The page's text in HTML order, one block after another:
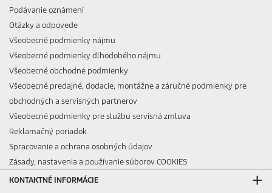
Podávanie oznámení
Otázky a odpovede
Všeobecné podmienky nájmu
Všeobecné podmienky dlhodobého nájmu
Všeobecné obchodné podmienky
Všeobecné predajné, dodacie, montážne a záručné podmienky pre
obchodných a servisných partnerov
Všeobecné podmienky pre službu servisná zmluva
Reklamačný poriadok
Spracovanie a ochrana osobných údajov
Zásady, nastavenia a používanie súborov COOKIES
KONTAKTNÉ INFORMÁCIE